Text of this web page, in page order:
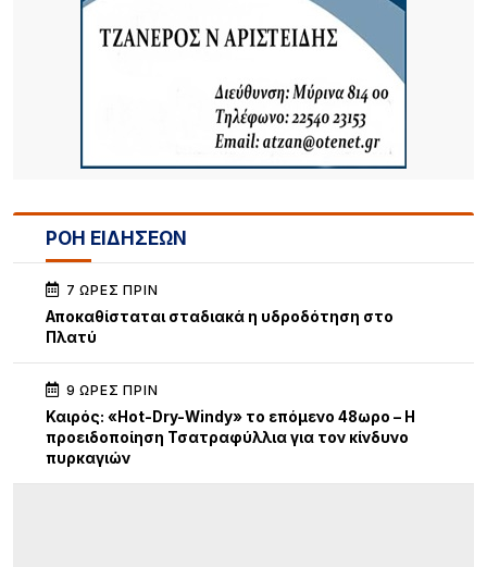
ΡΟΗ ΕΙΔΗΣΕΩΝ
7 ΏΡΕΣ ΠΡΙΝ
Αποκαθίσταται σταδιακά η υδροδότηση στο
Πλατύ
9 ΏΡΕΣ ΠΡΙΝ
Καιρός: «Hot-Dry-Windy» το επόμενο 48ωρο – Η
προειδοποίηση Τσατραφύλλια για τον κίνδυνο
πυρκαγιών